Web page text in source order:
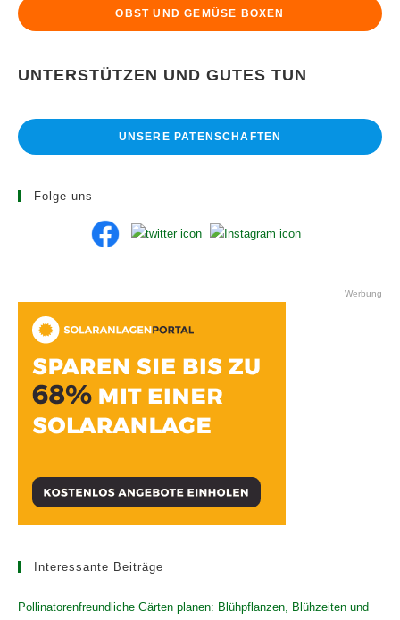
OBST UND GEMÜSE BOXEN
UNTERSTÜTZEN UND GUTES TUN
UNSERE PATENSCHAFTEN
Folge uns
Werbung
Interessante Beiträge
Pollinatorenfreundliche Gärten planen: Blühpflanzen, Blühzeiten und